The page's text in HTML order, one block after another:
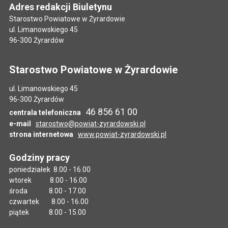
Adres redakcji Biuletynu
Starostwo Powiatowe w Żyrardowie
ul. Limanowskiego 45
96-300 Żyrardów
Starostwo Powiatowe w Żyrardowie
ul. Limanowskiego 45
96-300 Żyrardów
centrala telefoniczna
46 856 61 00
e-mail
starostwo@powiat-zyrardowski.pl
strona internetowa
www.powiat-zyrardowski.pl
Godziny pracy
poniedziałek 8.00 - 16.00
wtorek 8.00 - 16.00
środa 8.00 - 17.00
czwartek 8.00 - 16.00
piątek 8.00 - 15.00